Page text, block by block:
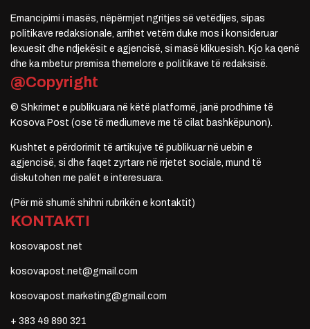
Emancipimi i masës, nëpërmjet ngritjes së vetëdijes, sipas
politikave redaksionale, arrihet vetëm duke mos i konsideruar
lexuesit dhe ndjekësit e agjencisë, si masë klikuesish. Kjo ka qenë
dhe ka mbetur premisa themelore e politikave të redaksisë.
@Copyright
© Shkrimet e publikuara në këtë platformë, janë prodhime të
Kosova Post (ose të mediumeve me të cilat bashkëpunon).
Kushtet e përdorimit të artikujve të publikuar në uebin e
agjencisë, si dhe faqet zyrtare në rrjetet sociale, mund të
diskutohen me palët e interesuara.
(Për më shumë shihni rubrikën e kontaktit)
KONTAKTI
kosovapost.net
kosovapost.net@gmail.com
kosovapost.marketing@gmail.com
+ 383 49 890 321